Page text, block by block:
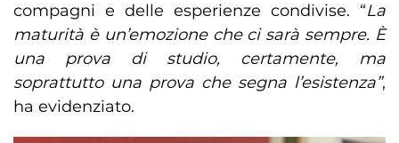
compagni e delle esperienze condivise. “La
maturità è un’emozione che ci sarà sempre. È
una prova di studio, certamente, ma
soprattutto una prova che segna l’esistenza”,
ha evidenziato.